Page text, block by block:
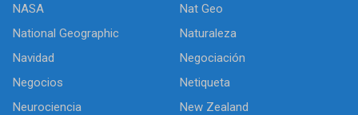
NASA
Nat Geo
National Geographic
Naturaleza
Navidad
Negociación
Negocios
Netiqueta
Neurociencia
New Zealand